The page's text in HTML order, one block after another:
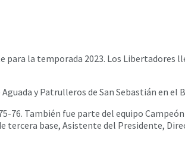
la temporada 2023. Los Libertadores
y Patrulleros de San Sebastián en el
76. También fue parte del equipo
tercera base, Asistente del Presidente,